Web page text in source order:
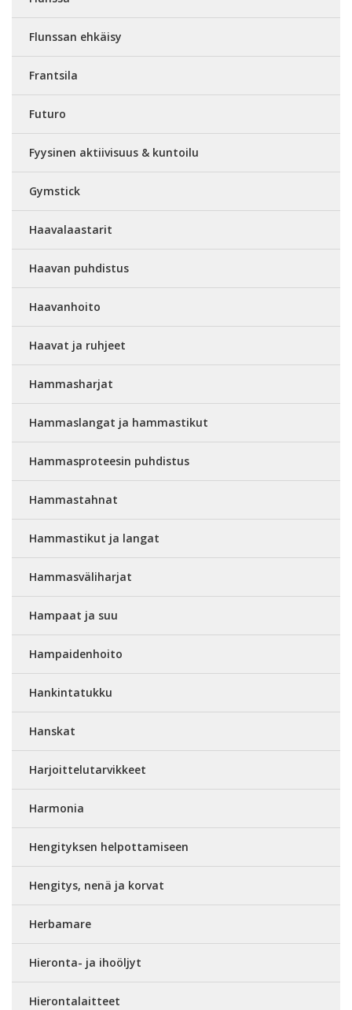
Flunssan ehkäisy
Frantsila
Futuro
Fyysinen aktiivisuus & kuntoilu
Gymstick
Haavalaastarit
Haavan puhdistus
Haavanhoito
Haavat ja ruhjeet
Hammasharjat
Hammaslangat ja hammastikut
Hammasproteesin puhdistus
Hammastahnat
Hammastikut ja langat
Hammasväliharjat
Hampaat ja suu
Hampaidenhoito
Hankintatukku
Hanskat
Harjoittelutarvikkeet
Harmonia
Hengityksen helpottamiseen
Hengitys, nenä ja korvat
Herbamare
Hieronta- ja ihoöljyt
Hierontalaitteet